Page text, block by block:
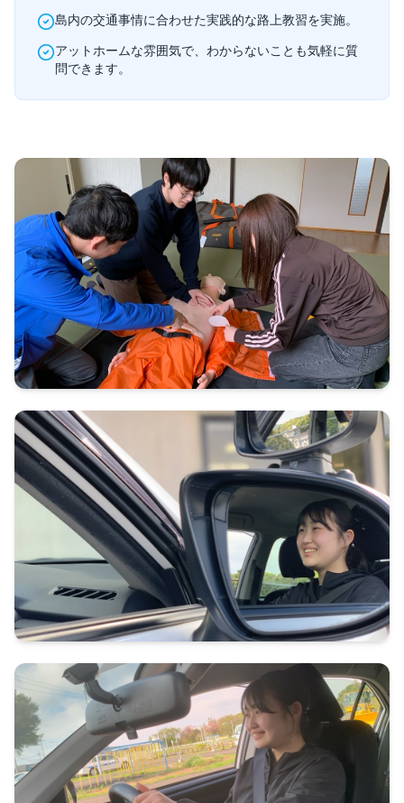
島内の交通事情に合わせた実践的な路上教習を実施。
アットホームな雰囲気で、わからないことも気軽に質
問できます。